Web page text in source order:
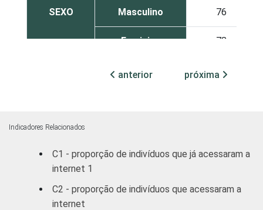
SEXO Masculino 76
Feminino 78
Analfabeto /
82
FAIXA
anterior próxima
Indicadores Relacionados
C1 - proporção de indivíduos que já acessaram a
internet 1
C2 - proporção de indivíduos que acessaram a
internet